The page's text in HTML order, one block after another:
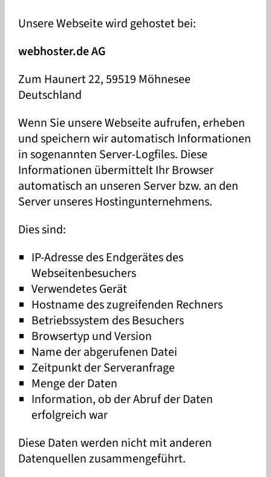
Unsere Webseite wird gehostet bei:
webhoster.de AG
Zum Haunert 22, 59519 Möhnesee
Deutschland
Wenn Sie unsere Webseite aufrufen, erheben
und speichern wir automatisch Informationen
in sogenannten Server-Logfiles. Diese
Informationen übermittelt Ihr Browser
automatisch an unseren Server bzw. an den
Server unseres Hostingunternehmens.
Dies sind:
IP-Adresse des Endgerätes des
Webseitenbesuchers
Verwendetes Gerät
Hostname des zugreifenden Rechners
Betriebssystem des Besuchers
Browsertyp und Version
Name der abgerufenen Datei
Zeitpunkt der Serveranfrage
Menge der Daten
Information, ob der Abruf der Daten
erfolgreich war
Diese Daten werden nicht mit anderen
Datenquellen zusammengeführt.